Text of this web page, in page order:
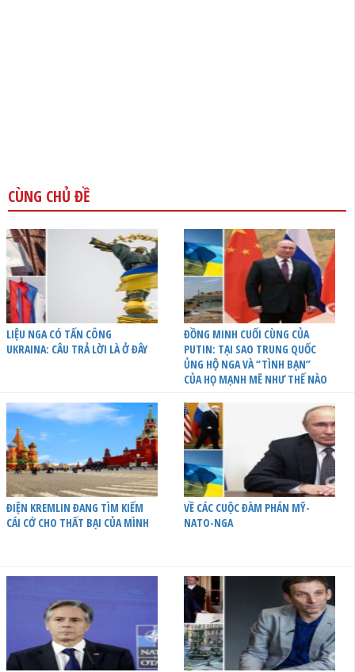
CÙNG CHỦ ĐỀ
LIỆU NGA CÓ TẤN CÔNG
UKRAINA: CÂU TRẢ LỜI LÀ Ở ĐÂY
ĐỒNG MINH CUỐI CÙNG CỦA
PUTIN: TẠI SAO TRUNG QUỐC
ỦNG HỘ NGA VÀ “TÌNH BẠN”
CỦA HỌ MẠNH MẼ NHƯ THẾ NÀO
ĐIỆN KREMLIN ĐANG TÌM KIẾM
CÁI CỚ CHO THẤT BẠI CỦA MÌNH
VỀ CÁC CUỘC ĐÀM PHÁN MỸ-
NATO-NGA